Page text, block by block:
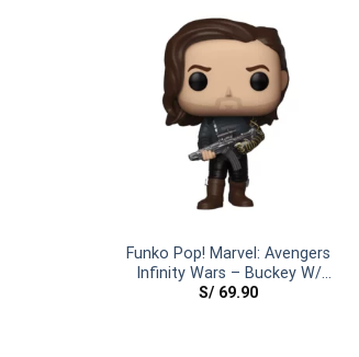
Funko Pop! Marvel: Avengers
Infinity Wars – Buckey W/
Weapon
S/ 69.90